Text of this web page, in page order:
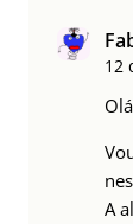
12
A